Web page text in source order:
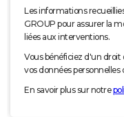
Les informations
GROUP pour assurer la
liées aux interventions.
Vous bénéficiez d'un
vos données personnelles
En savoir plus sur notre